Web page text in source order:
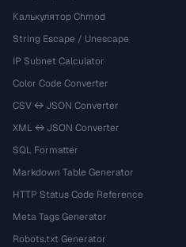
Калькулятор Chmod
String Escape / Unescape
IP Subnet Calculator
Color Code Converter
CSV ↔ JSON Converter
XML ↔ JSON Converter
SQL Formatter
Markdown Table Generator
HTTP Status Code Reference
Meta Tags Generator
Robots.txt Generator